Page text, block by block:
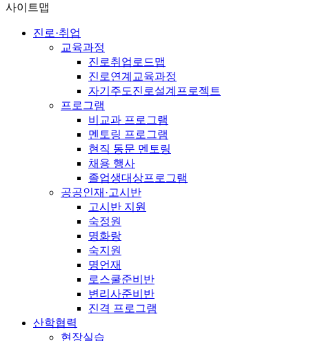
사이트맵
진로·취업
교육과정
진로취업로드맵
진로연계교육과정
자기주도진로설계프로젝트
프로그램
비교과 프로그램
멘토링 프로그램
현직 동문 멘토링
채용 행사
졸업생대상프로그램
공공인재·고시반
고시반 지원
숙정원
명화랑
숙지원
명언재
로스쿨준비반
변리사준비반
진격 프로그램
산학협력
현장실습